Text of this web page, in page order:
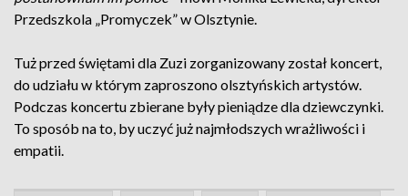
Przedszkola „Promyczek” w Olsztynie.
Tuż przed świętami dla Zuzi zorganizowany został koncert,
do udziału w którym zaproszono olsztyńskich artystów.
Podczas koncertu zbierane były pieniądze dla dziewczynki.
To sposób na to, by uczyć już najmłodszych wrażliwości i
empatii.